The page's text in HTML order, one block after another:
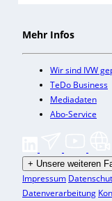
Mehr Infos
Wir sind IVW
TeDo Business
Mediadaten
Abo-Service
+ Unsere weiteren
Impressum
Datenverarbeitung